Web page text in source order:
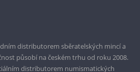
distributorem sběratelských mincí a
působí na českém trhu od roku 2008.
distributorem numismatických